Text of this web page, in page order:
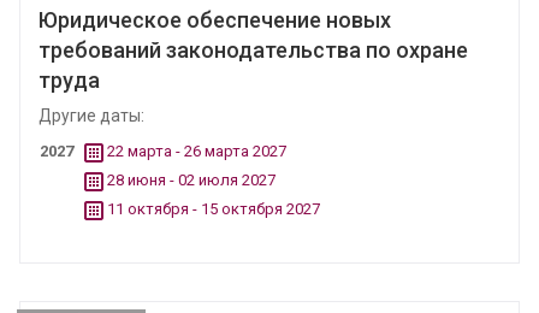
Юридическое обеспечение новых
требований законодательства по охране
труда
Другие даты:
2027
22 марта - 26 марта 2027
28 июня - 02 июля 2027
11 октября - 15 октября 2027